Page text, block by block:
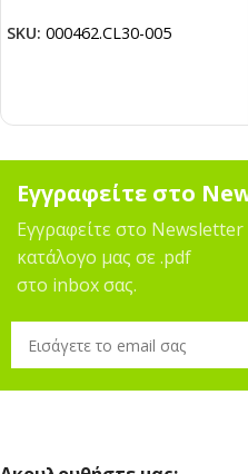
SKU: 000462.CL30-005
Εγγραφείτε στο
Εγγραφείτε στο Newsletter
κατάλογο μας σε .pdf
στο inbox σας.